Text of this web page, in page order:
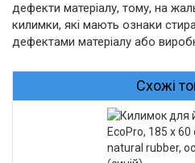
дефекти матеріалу, тому, на
килимки, які мають ознаки
дефектами матеріалу або
Схожі